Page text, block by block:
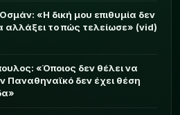
«Η δική μου επιθυμία δεν
αλλάξει το πώς τελείωσε» (vid)
«Όποιος δεν θέλει να
Παναθηναϊκό δεν έχει θέση